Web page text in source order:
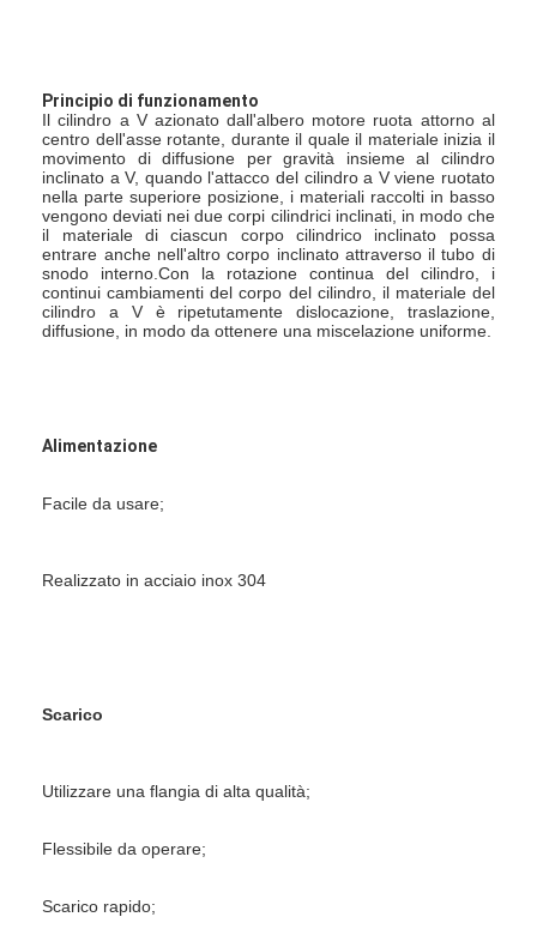
Casa
Prodotti
notizie
Essiccatore a letto fluidizzato di vibrazione
Principio di funzionamento
Il cilindro a V azionato dall'albero motore ruota attorno al
centro dell'asse rotante, durante il quale il materiale inizia il
movimento di diffusione per gravità insieme al cilindro
inclinato a V, quando l'attacco del cilindro a V viene ruotato
nella parte superiore posizione, i materiali raccolti in basso
vengono deviati nei due corpi cilindrici inclinati, in modo che
il materiale di ciascun corpo cilindrico inclinato possa
entrare anche nell'altro corpo inclinato attraverso il tubo di
snodo interno.Con la rotazione continua del cilindro, i
continui cambiamenti del corpo del cilindro, il materiale del
cilindro a V è ripetutamente dislocazione, traslazione,
diffusione, in modo da ottenere una miscelazione uniforme.
Alimentazione
Facile da usare;
Realizzato in acciaio inox 304
Scarico
Utilizzare una flangia di alta qualità;
Flessibile da operare;
Scarico rapido;